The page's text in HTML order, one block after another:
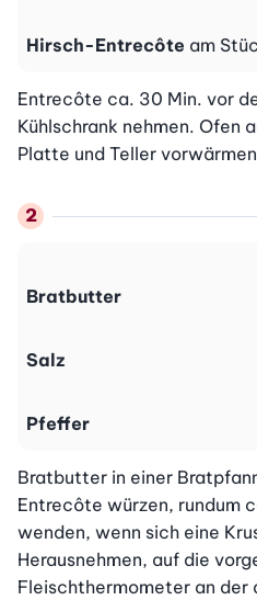
Hirsch-Entrecôte am
Entrecôte ca. 30 Min. vor
Kühlschrank nehmen. Ofen
Platte und Teller
Bratbutter
Salz
Pfeffer
Bratbutter in einer
Entrecôte würzen, rundum
wenden, wenn sich eine
Herausnehmen, auf die
Fleischthermometer an